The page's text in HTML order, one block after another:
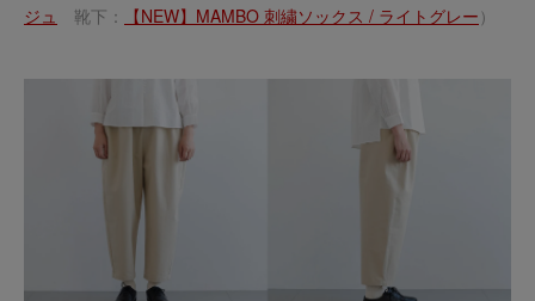
ジュ 靴下： 【NEW】MAMBO 刺繍ソックス / ライトグレー ）